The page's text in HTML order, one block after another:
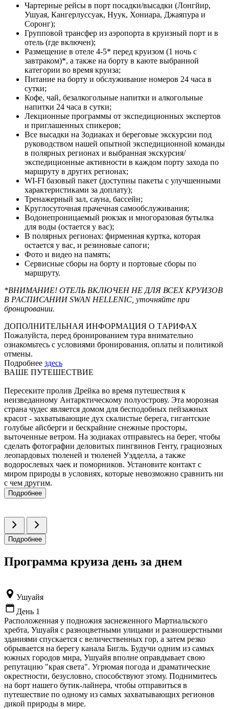
Чартерные рейсы в порт посадки/высадки (Лонгйир,
Ушуая, Кангерлуссуак, Нуук, Хониара, Джаяпура и
Соронг);
Групповой трансфер из аэропорта в круизный порт и в
отель (где включен);
Размещение в отеле 4-5* перед круизом (1 ночь с
завтраком)*, а также на борту в каюте выбранной
категории во время круиза;
Питание на борту и обслуживание номеров 24 часа в
сутки;
Кофе, чай, безалкогольные напитки и алкогольные
напитки 24 часа в сутки;
Лекционные программы от экспедиционных экспертов
и приглашенных спикеров;
Все высадки на Зодиаках и береговые экскурсии под
руководством нашей опытной экспедиционной команды
в полярных регионах и выбранная экскурсия/
экспедиционные активности в каждом порту захода по
маршруту в других регионах;
WI-FI базовый пакет (доступны пакеты с улучшенными
характеристиками за доплату);
Тренажерный зал, сауна, бассейн;
Круглосуточная прачечная самообслуживания;
Водонепроницаемый рюкзак и многоразовая бутылка
для воды (остается у вас);
В полярных регионах: фирменная куртка, которая
остается у вас, и резиновые сапоги;
Фото и видео на память;
Сервисные сборы на борту и портовые сборы по
маршруту.
*ВНИМАНИЕ! ОТЕЛЬ ВКЛЮЧЕН НЕ ДЛЯ ВСЕХ КРУИЗОВ
В РАСПИСАНИИ SWAN HELLENIC, уточняйте при
бронировании.
ДОПОЛНИТЕЛЬНАЯ ИНФОРМАЦИЯ О ТАРИФАХ
Пожалуйста, перед бронированием тура внимательно
ознакомьтесь с условиями бронирования, оплаты и политикой
отмены.
Подробнее здесь
ВАШЕ ПУТЕШЕСТВИЕ
Пересеките пролив Дрейка во время путешествия к
неизведанному Антарктическому полуострову. Эта морозная
страна чудес является домом для бесподобных пейзажных
красот - захватывающие дух скалистые берега, гигантские
голубые айсберги и бескрайние снежные просторы,
выточенные ветром. На зодиаках отправьтесь на берег, чтобы
сделать фотографии деловитых пингвинов Генту, грациозных
леопардовых тюленей и тюленей Уэдделла, а также
водорослевых чаек и поморников. Установите контакт с
миром природы в условиях, которые невозможно сравнить ни
с чем другим.
Подробнее
Подробнее
Программа круиза день за днем
Ушуайя
День 1
Расположенная у подножия заснеженного Мартиальского
хребта, Ушуайя с разноцветными улицами и разношерстными
зданиями спускается с величественных гор, а затем резко
обрывается на берегу канала Бигль. Будучи одним из самых
южных городов мира, Ушуайя вполне оправдывает свою
репутацию "края света". Угрюмая погода и драматические
окрестности, безусловно, способствуют этому. Поднимитесь
на борт нашего бутик-лайнера, чтобы отправиться в
путешествие по одному из самых захватывающих регионов
дикой природы в мире.